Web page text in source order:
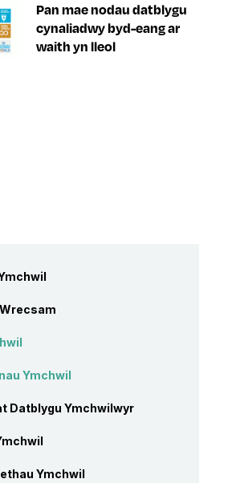
Pan mae nodau datblygu
cynaliadwy byd-eang ar
waith yn lleol
Ymchwil
Datblygu Ymchwilwyr
Ymchwil